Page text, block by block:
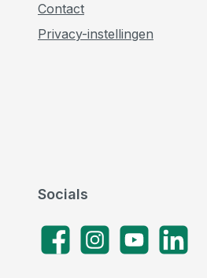
Contact
Privacy-instellingen
Socials
FacebookInstagramYouTubeLinkedIn